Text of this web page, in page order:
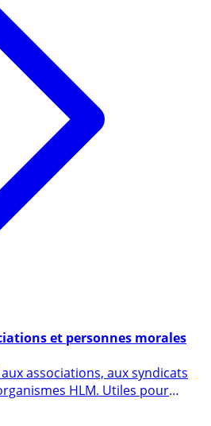
et personnes morales
associations, aux syndicats
HLM. Utiles pour